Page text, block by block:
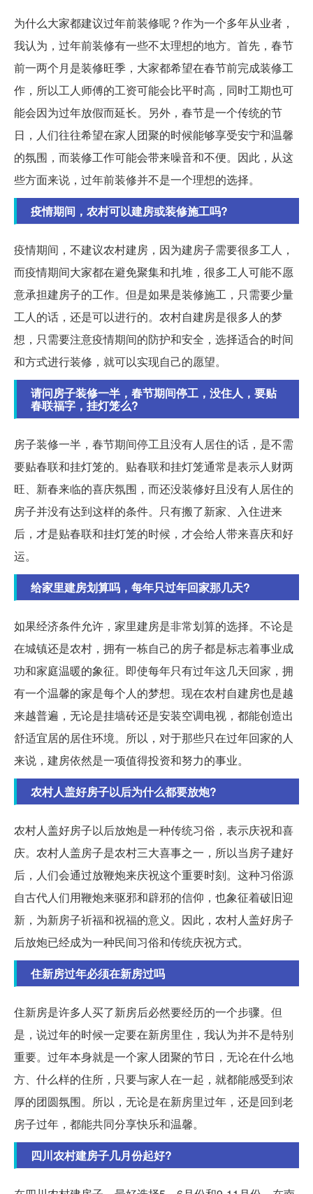
为什么大家都建议过年前装修呢？作为一个多年从业者，
我认为，过年前装修有一些不太理想的地方。首先，春节
前一两个月是装修旺季，大家都希望在春节前完成装修工
作，所以工人师傅的工资可能会比平时高，同时工期也可
能会因为过年放假而延长。另外，春节是一个传统的节
日，人们往往希望在家人团聚的时候能够享受安宁和温馨
的氛围，而装修工作可能会带来噪音和不便。因此，从这
些方面来说，过年前装修并不是一个理想的选择。
疫情期间，农村可以建房或装修施工吗?
疫情期间，不建议农村建房，因为建房子需要很多工人，
而疫情期间大家都在避免聚集和扎堆，很多工人可能不愿
意承担建房子的工作。但是如果是装修施工，只需要少量
工人的话，还是可以进行的。农村自建房是很多人的梦
想，只需要注意疫情期间的防护和安全，选择适合的时间
和方式进行装修，就可以实现自己的愿望。
请问房子装修一半，春节期间停工，没住人，要贴
春联福字，挂灯笼么?
房子装修一半，春节期间停工且没有人居住的话，是不需
要贴春联和挂灯笼的。贴春联和挂灯笼通常是表示人财两
旺、新春来临的喜庆氛围，而还没装修好且没有人居住的
房子并没有达到这样的条件。只有搬了新家、入住进来
后，才是贴春联和挂灯笼的时候，才会给人带来喜庆和好
运。
给家里建房划算吗，每年只过年回家那几天?
如果经济条件允许，家里建房是非常划算的选择。不论是
在城镇还是农村，拥有一栋自己的房子都是标志着事业成
功和家庭温暖的象征。即使每年只有过年这几天回家，拥
有一个温馨的家是每个人的梦想。现在农村自建房也是越
来越普遍，无论是挂墙砖还是安装空调电视，都能创造出
舒适宜居的居住环境。所以，对于那些只在过年回家的人
来说，建房依然是一项值得投资和努力的事业。
农村人盖好房子以后为什么都要放炮?
农村人盖好房子以后放炮是一种传统习俗，表示庆祝和喜
庆。农村人盖房子是农村三大喜事之一，所以当房子建好
后，人们会通过放鞭炮来庆祝这个重要时刻。这种习俗源
自古代人们用鞭炮来驱邪和辟邪的信仰，也象征着破旧迎
新，为新房子祈福和祝福的意义。因此，农村人盖好房子
后放炮已经成为一种民间习俗和传统庆祝方式。
住新房过年必须在新房过吗
住新房是许多人买了新房后必然要经历的一个步骤。但
是，说过年的时候一定要在新房里住，我认为并不是特别
重要。过年本身就是一个家人团聚的节日，无论在什么地
方、什么样的住所，只要与家人在一起，就都能感受到浓
厚的团圆氛围。所以，无论是在新房里过年，还是回到老
房子过年，都能共同分享快乐和温馨。
四川农村建房子几月份起好?